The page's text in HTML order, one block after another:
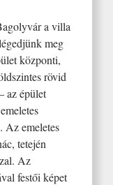
a villa
meg
központi,
rövid
az épület
Az emeletes
tetején
Az
festői képet